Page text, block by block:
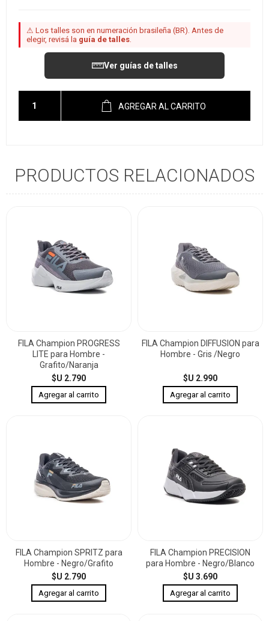
⚠ Los talles son en numeración brasileña (BR). Antes de
elegir, revisá la guía de talles
Ver guías de talles
AGREGAR AL CARRITO
PRODUCTOS RELACIONADOS
FILA Champion PROGRESS
LITE para Hombre -
Grafito/Naranja
$U 2.790
FILA Champion DIFFUSION para
Hombre - Gris /Negro
$U 2.990
FILA Champion SPRITZ para
Hombre - Negro/Grafito
$U 2.790
FILA Champion PRECISION
para Hombre - Negro/Blanco
$U 3.690